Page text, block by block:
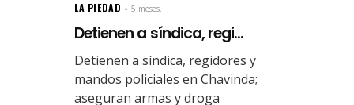
LA PIEDAD 5 meses.
Detienen a síndica, regi...
Detienen a síndica, regidores y
mandos policiales en Chavinda;
aseguran armas y droga